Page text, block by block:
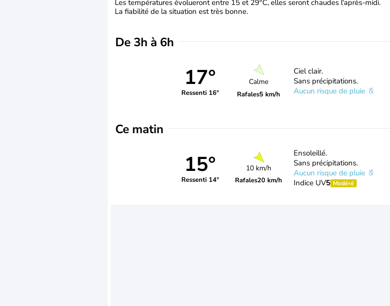
Les températures évolueront entre 15 et 29°C, elles seront chaudes l'après-midi.
La fiabilité de la situation est très bonne.
De 3h à 6h
17°
Ressenti 16°
Calme
Rafales5 km/h
Ciel clair.
Sans précipitations.
Aucun risque de pluie
Ce matin
15°
Ressenti 14°
10 km/h
Rafales20 km/h
Ensoleillé.
Sans précipitations.
Aucun risque de pluie
Indice UV5 Modéré